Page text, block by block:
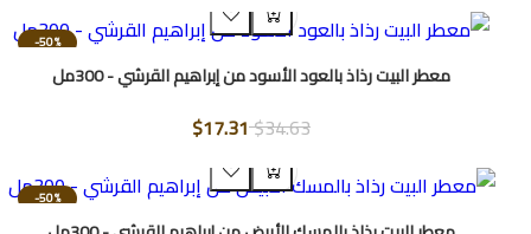
-50%
معطر البيت رذاذ بالعود الأسود من إبراهيم القرشي - 300مل
$34.63
$17.31
-50%